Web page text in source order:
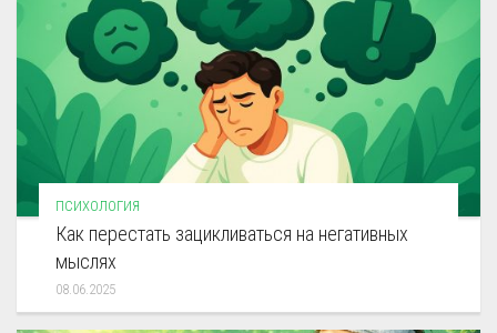
ПСИХОЛОГИЯ
Как перестать зацикливаться на негативных
мыслях
08.06.2025